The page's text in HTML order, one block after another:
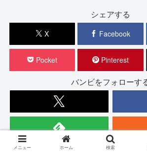
シェアする
X Facebook
Pocket Pinterest
バンビをフォローす
メニュー ホーム 検索